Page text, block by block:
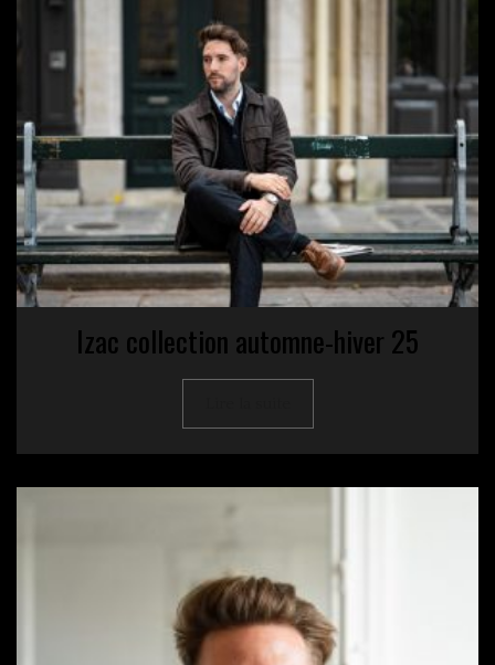
Izac collection automne-hiver 25